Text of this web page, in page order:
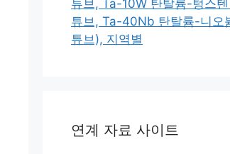
튜브, Ta-10W 탄탈륨-텅스
튜브, Ta-40Nb 탄탈륨-니오
튜브), 지역별
연계 자료 사이트